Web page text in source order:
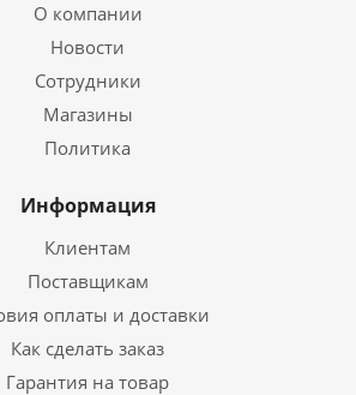
О компании
Новости
Сотрудники
Магазины
Политика
Информация
Клиентам
Поставщикам
оплаты и доставки
Как сделать заказ
Гарантия на товар